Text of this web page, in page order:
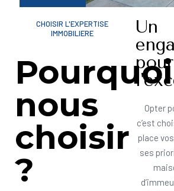
CHOISIR L'EXPERTISE
IMMOBILIERE
Pourquoi
nous
choisir
?
Un
pour
Opter
c’est
place
ses